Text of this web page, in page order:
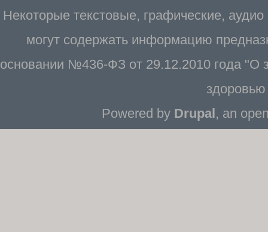
Некоторые текстовые, графические,
могут содержать информацию
основании №436-ФЗ от 29.12.2010 года "О
Powered by Drupal, an